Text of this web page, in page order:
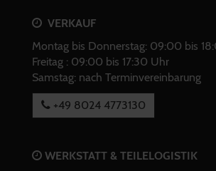
VERKAUF
Montag bis Donnerstag: 09:00 bis
Freitag : 09:00 bis 17:30 Uhr
Samstag: nach Terminvereinbarung
+49 8024 4773130
WERKSTATT & TEILELOGISTIK